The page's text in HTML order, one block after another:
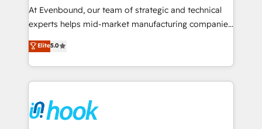
broke. Built for mid-market reality—practical
solutions that work with your actual headcount and
HubSpot partners 🔄 Top 5% globally in client
retention 📅 8+ years of consistent results since 2017
move beyond spreadsheets into unified systems
that drive real business results.
At Evenbound, our team of strategic and technical
experts helps mid-market manufacturing companies
achieve real growth. We specialize in delivering
tailored solutions that drive results by leveraging
HubSpot’s platform and data to fuel success.
Technical Solutions: - HubSpot Technical Consulting -
Onboarding - Data Migration & Integrations -
Technical Audit & Optimization Strategic Solutions: -
Elite5.0